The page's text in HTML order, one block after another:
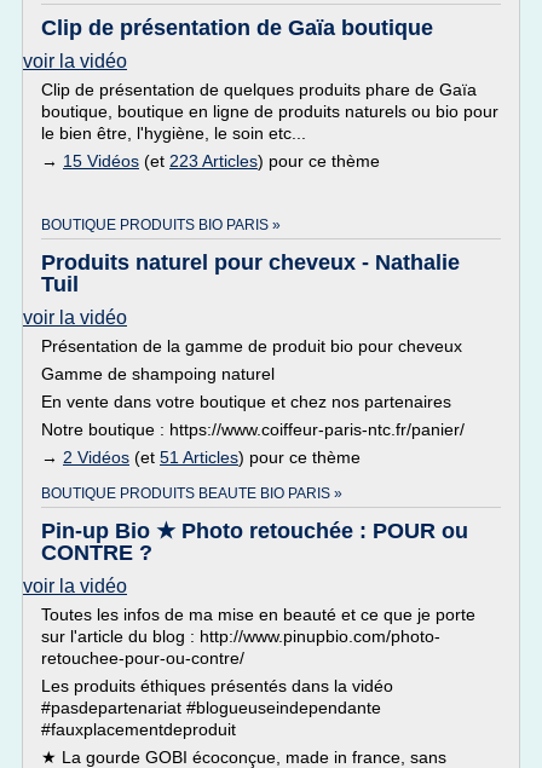
Clip de présentation de Gaïa boutique
voir la vidéo
Clip de présentation de quelques produits phare de Gaïa
boutique, boutique en ligne de produits naturels ou bio pour
le bien être, l'hygiène, le soin etc...
→ 15 Vidéos (et 223 Articles) pour ce thème
BOUTIQUE PRODUITS BIO PARIS »
Produits naturel pour cheveux - Nathalie
Tuil
voir la vidéo
Présentation de la gamme de produit bio pour cheveux
Gamme de shampoing naturel
En vente dans votre boutique et chez nos partenaires
Notre boutique : https://www.coiffeur-paris-ntc.fr/panier/
→ 2 Vidéos (et 51 Articles) pour ce thème
BOUTIQUE PRODUITS BEAUTE BIO PARIS »
Pin-up Bio ★ Photo retouchée : POUR ou
CONTRE ?
voir la vidéo
Toutes les infos de ma mise en beauté et ce que je porte
sur l'article du blog : http://www.pinupbio.com/photo-
retouchee-pour-ou-contre/
Les produits éthiques présentés dans la vidéo
#pasdepartenariat #blogueuseindependante
#fauxplacementdeproduit
★ La gourde GOBI écoconçue, made in france, sans